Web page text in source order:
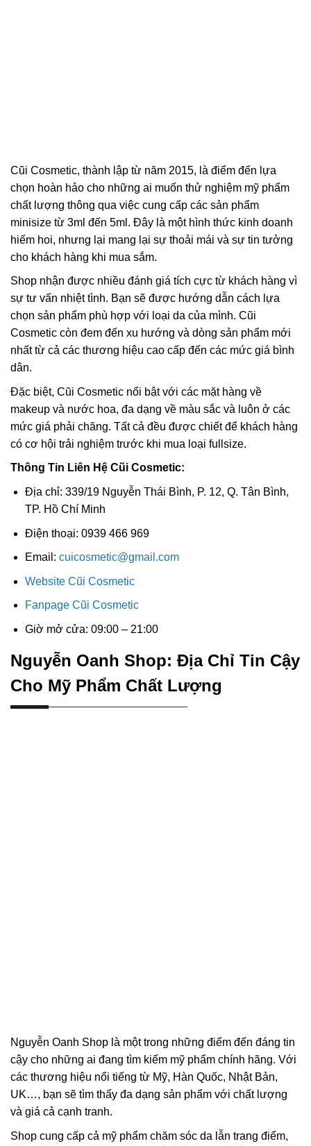
Cũi Cosmetic, thành lập từ năm 2015, là điểm đến lựa
chọn hoàn hảo cho những ai muốn thử nghiệm mỹ phẩm
chất lượng thông qua việc cung cấp các sản phẩm
minisize từ 3ml đến 5ml. Đây là một hình thức kinh doanh
hiếm hoi, nhưng lại mang lại sự thoải mái và sự tin tưởng
cho khách hàng khi mua sắm.
Shop nhận được nhiều đánh giá tích cực từ khách hàng vì
sự tư vấn nhiệt tình. Bạn sẽ được hướng dẫn cách lựa
chọn sản phẩm phù hợp với loại da của mình. Cũi
Cosmetic còn đem đến xu hướng và dòng sản phẩm mới
nhất từ cả các thương hiệu cao cấp đến các mức giá bình
dân.
Đặc biệt, Cũi Cosmetic nổi bật với các mặt hàng về
makeup và nước hoa, đa dạng về màu sắc và luôn ở các
mức giá phải chăng. Tất cả đều được chiết để khách hàng
có cơ hội trải nghiệm trước khi mua loại fullsize.
Thông Tin Liên Hệ Cũi Cosmetic:
Địa chỉ: 339/19 Nguyễn Thái Bình, P. 12, Q. Tân Bình,
TP. Hồ Chí Minh
Điện thoại: 0939 466 969
Email: cuicosmetic@gmail.com
Website Cũi Cosmetic
Fanpage Cũi Cosmetic
Giờ mở cửa: 09:00 – 21:00
Nguyễn Oanh Shop: Địa Chỉ Tin Cậy
Cho Mỹ Phẩm Chất Lượng
Nguyễn Oanh Shop là một trong những điểm đến đáng tin
cậy cho những ai đang tìm kiếm mỹ phẩm chính hãng. Với
các thương hiệu nổi tiếng từ Mỹ, Hàn Quốc, Nhật Bản,
UK…, bạn sẽ tìm thấy đa dạng sản phẩm với chất lượng
và giá cả cạnh tranh.
Shop cung cấp cả mỹ phẩm chăm sóc da lẫn trang điểm,